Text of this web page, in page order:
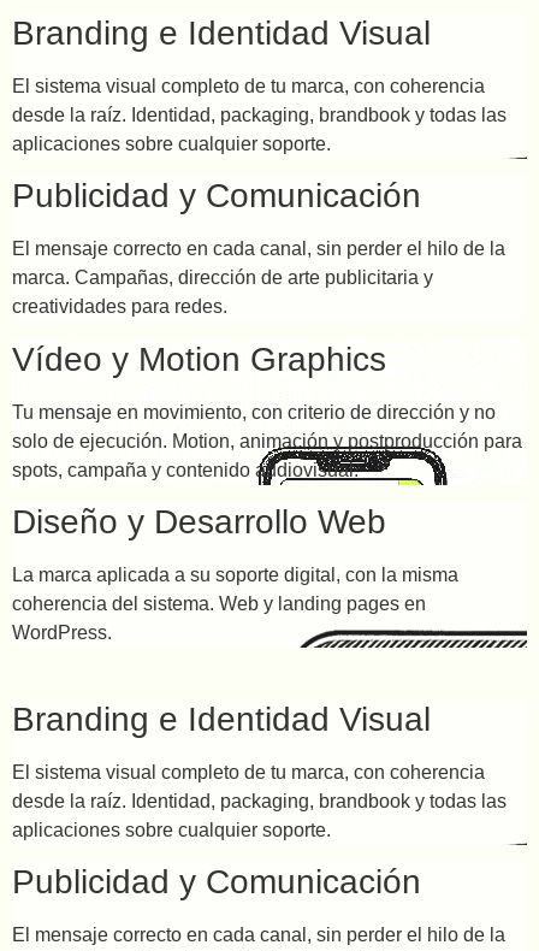
Branding e Identidad Visual
El sistema visual completo de tu marca, con coherencia
desde la raíz. Identidad, packaging, brandbook y todas las
aplicaciones sobre cualquier soporte.
Publicidad y Comunicación
El mensaje correcto en cada canal, sin perder el hilo de la
marca. Campañas, dirección de arte publicitaria y
creatividades para redes.
Vídeo y Motion Graphics
Tu mensaje en movimiento, con criterio de dirección y no
solo de ejecución. Motion, animación y postproducción para
spots, campaña y contenido audiovisual.
Diseño y Desarrollo Web
La marca aplicada a su soporte digital, con la misma
coherencia del sistema. Web y landing pages en
WordPress.
Branding e Identidad Visual
El sistema visual completo de tu marca, con coherencia
desde la raíz. Identidad, packaging, brandbook y todas las
aplicaciones sobre cualquier soporte.
Publicidad y Comunicación
El mensaje correcto en cada canal, sin perder el hilo de la